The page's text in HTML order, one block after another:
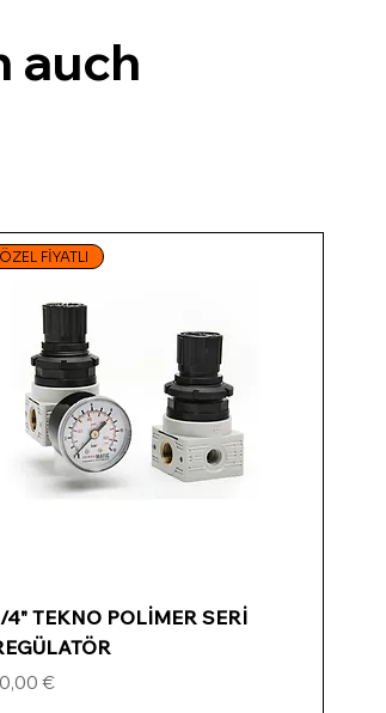
auch
Schnellansicht
ÖZEL FİYATLI
4" TEKNO POLİMER SERİ
€